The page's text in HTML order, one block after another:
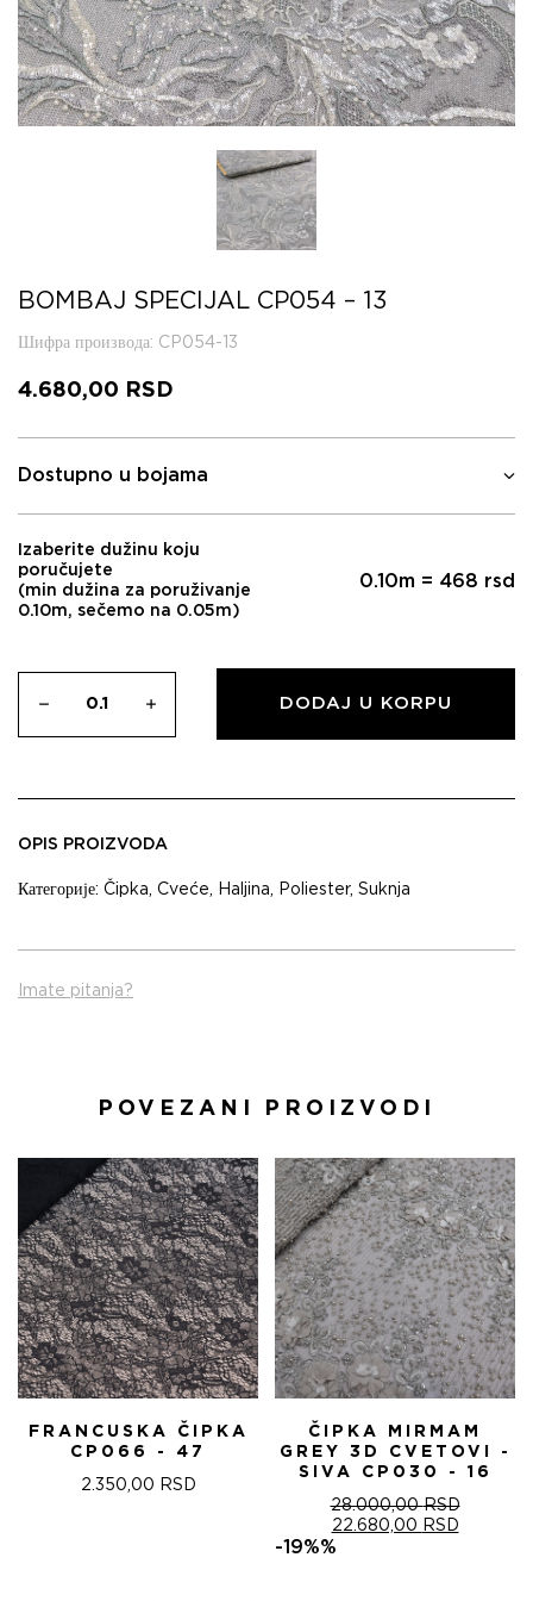
BOMBAJ SPECIJAL CP054 – 13
Шифра производа: CP054-13
4.680,00 RSD
Dostupno u bojama
Izaberite dužinu koju
poručujete
(min dužina za poruživanje
0.10m, sečemo na 0.05m)
0.10m = 468 rsd
DODAJ U KORPU
OPIS PROIZVODA
Категорије: Čipka, Cveće, Haljina, Poliester, Suknja
Imate pitanja?
POVEZANI PROIZVODI
FRANCUSKA ČIPKA
CP066 - 47
2.350,00 RSD
ČIPKA MIRMAM
GREY 3D CVETOVI -
SIVA CP030 - 16
28.000,00RSD
ОРИГИНАЛНА
ЦЕНА
22.680,00 RSD
-19%%